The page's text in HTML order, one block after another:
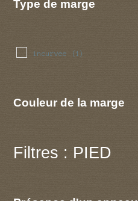
Type de marge
incurvee (1)
Couleur de la marge
Filtres : PIED